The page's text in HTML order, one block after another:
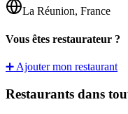
La Réunion, France
Vous êtes restaurateur ?
➕ Ajouter mon restaurant
Restaurants dans